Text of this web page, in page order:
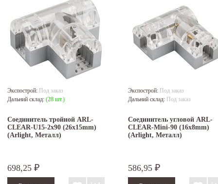
Экспострой: Под заказ
Дальний склад: (28 шт.)
Соединитель тройной ARL-
CLEAR-U15-2x90 (26x15mm)
(Arlight, Металл)
698,25 ₽
Экспострой: Под заказ
Дальний склад: Под заказ
Соединитель угловой ARL-
CLEAR-Mini-90 (16x8mm)
(Arlight, Металл)
586,95 ₽